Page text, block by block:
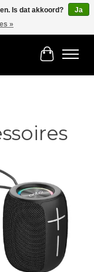
Winkelwagen
Is dat akkoord?
Ja
»